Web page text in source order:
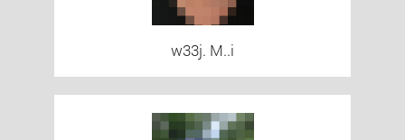
w33j. M..i